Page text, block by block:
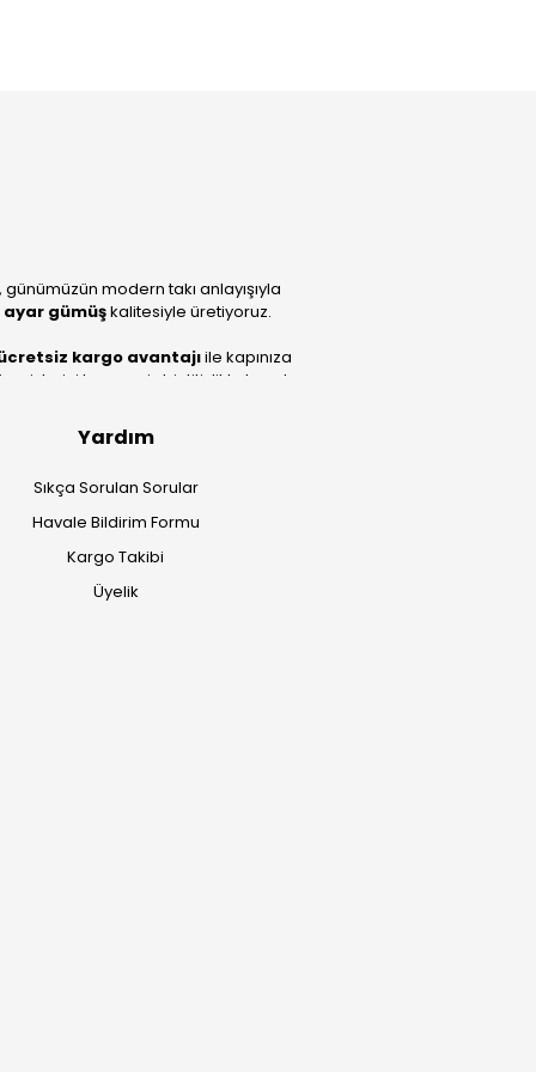
günümüzün modern takı anlayışıyla
ayar gümüşkalitesiyle üretiyoruz.
kargo avantajıile kapınıza
benzersiz bir titizlikle hazırlıyor;
Yardım
Sıkça Sorulan Sorular
Havale Bildirim Formu
Kargo Takibi
Üyelik